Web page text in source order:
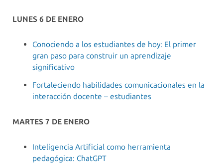
LUNES 6 DE ENERO
Conociendo a los estudiantes de hoy: El primer
gran paso para construir un aprendizaje
significativo
Fortaleciendo habilidades comunicacionales en la
interacción docente – estudiantes
MARTES 7 DE ENERO
Inteligencia Artificial como herramienta
pedagógica: ChatGPT